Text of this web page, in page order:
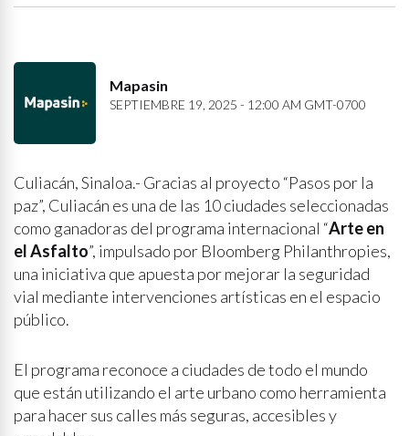
Mapasin
SEPTIEMBRE 19, 2025 - 12:00 AM GMT-0700
Culiacán, Sinaloa.- Gracias al proyecto “Pasos por la
paz”, Culiacán es una de las 10 ciudades seleccionadas
como ganadoras del programa internacional “Arte en
el Asfalto”, impulsado por Bloomberg Philanthropies,
una iniciativa que apuesta por mejorar la seguridad
vial mediante intervenciones artísticas en el espacio
público.
El programa reconoce a ciudades de todo el mundo
que están utilizando el arte urbano como herramienta
para hacer sus calles más seguras, accesibles y